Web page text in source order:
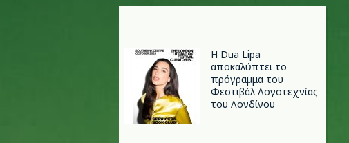
Η Dua Lipa
αποκαλύπτει το
πρόγραμμα του
Φεστιβάλ Λογοτεχνίας
του Λονδίνου